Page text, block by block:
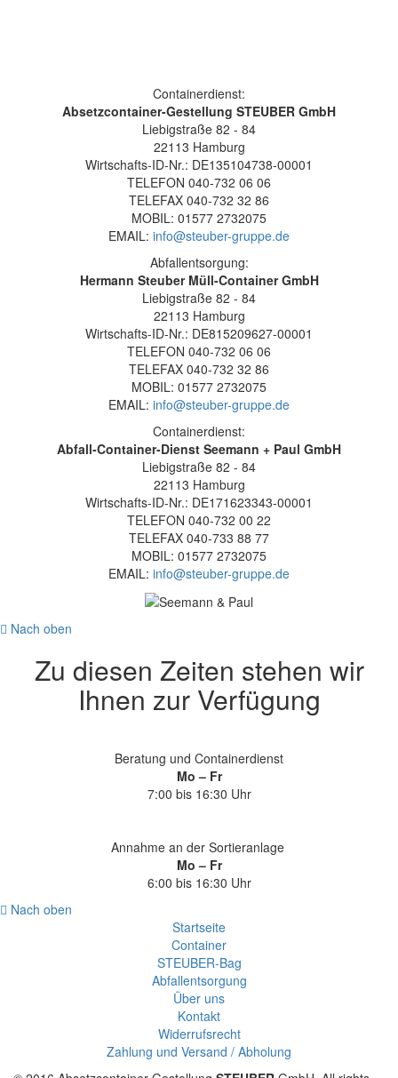
Containerdienst:
Absetzcontainer-Gestellung STEUBER GmbH
Liebigstraße 82 - 84
22113 Hamburg
Wirtschafts-ID-Nr.: DE135104738-00001
TELEFON 040-732 06 06
TELEFAX 040-732 32 86
MOBIL: 01577 2732075
EMAIL: info@steuber-gruppe.de
Abfallentsorgung:
Hermann Steuber Müll-Container GmbH
Liebigstraße 82 - 84
22113 Hamburg
Wirtschafts-ID-Nr.: DE815209627-00001
TELEFON 040-732 06 06
TELEFAX 040-732 32 86
MOBIL: 01577 2732075
EMAIL: info@steuber-gruppe.de
Containerdienst:
Abfall-Container-Dienst Seemann + Paul GmbH
Liebigstraße 82 - 84
22113 Hamburg
Wirtschafts-ID-Nr.: DE171623343-00001
TELEFON 040-732 00 22
TELEFAX 040-733 88 77
MOBIL: 01577 2732075
EMAIL: info@steuber-gruppe.de
Nach oben
Zu diesen Zeiten stehen wir
Ihnen zur Verfügung
Beratung und Containerdienst
Mo – Fr
7:00 bis 16:30 Uhr
Annahme an der Sortieranlage
Mo – Fr
6:00 bis 16:30 Uhr
Nach oben
Startseite
Container
STEUBER-Bag
Abfallentsorgung
Über uns
Kontakt
Widerrufsrecht
Zahlung und Versand / Abholung